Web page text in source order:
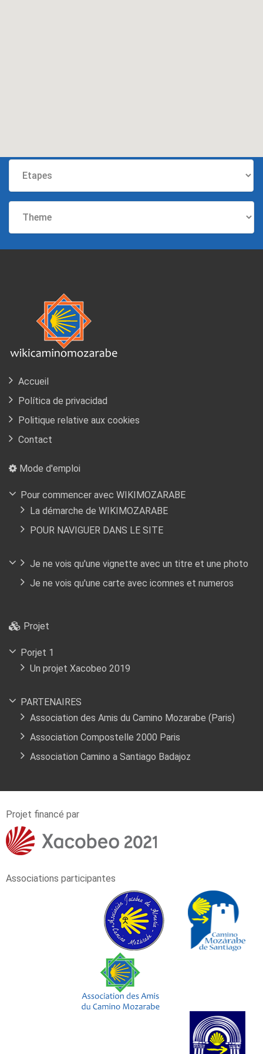
Accueil
Política de privacidad
Politique relative aux cookies
Contact
Mode d'emploi
Pour commencer avec WIKIMOZARABE
La démarche de WIKIMOZARABE
POUR NAVIGUER DANS LE SITE
Je ne vois qu'une vignette avec un titre et une photo
Je ne vois qu'une carte avec icomnes et numeros
Projet
Porjet 1
Un projet Xacobeo 2019
PARTENAIRES
Association des Amis du Camino Mozarabe (Paris)
Association Compostelle 2000 Paris
Association Camino a Santiago Badajoz
Projet financé par
Associations participantes